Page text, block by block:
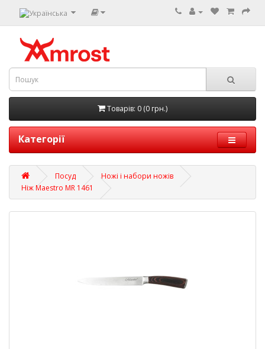
Товарів: 0 (0 грн.)
Категорії
Посуд
Ножі і набори ножів
Ніж Maestro MR 1461